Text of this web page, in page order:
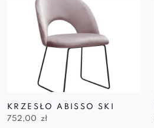
KRZESŁO ABISSO SKI
752,00
zł